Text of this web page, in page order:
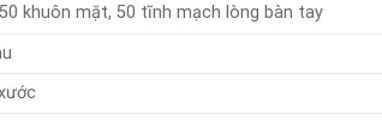
khuôn mặt, 50 tĩnh mạch lòng bàn tay